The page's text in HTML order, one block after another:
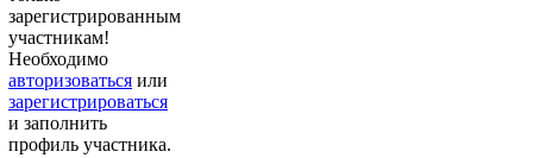
зарегистрированным
участникам!
Необходимо
авторизоваться или
зарегистрироваться
и заполнить
профиль участника.